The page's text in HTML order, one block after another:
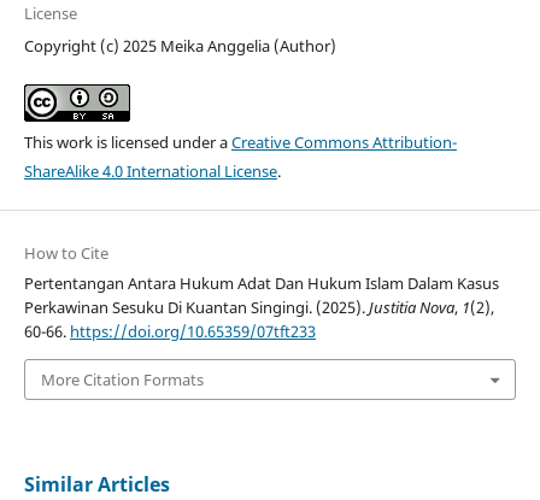
License
Copyright (c) 2025 Meika Anggelia (Author)
This work is licensed under aCreative Commons Attribution-
ShareAlike 4.0 International License.
How to Cite
Pertentangan Antara Hukum Adat Dan Hukum Islam Dalam Kasus
Perkawinan Sesuku Di Kuantan Singingi. (2025).Justitia Nova, 1(2),
60-66. https://doi.org/10.65359/07tft233
More Citation Formats
Similar Articles